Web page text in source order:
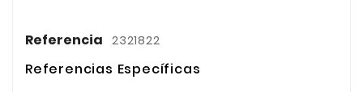
Referencia 2321822
Referencias Específicas